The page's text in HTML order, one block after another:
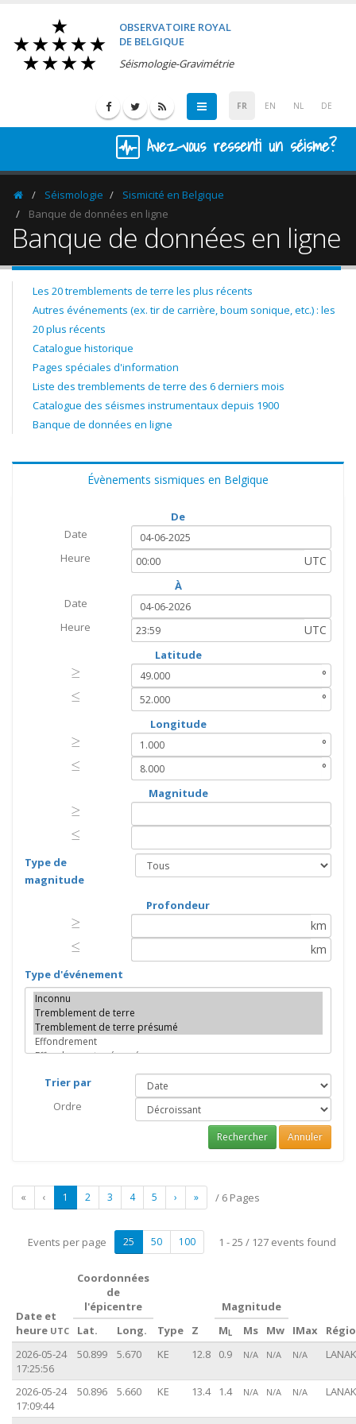
OBSERVATOIRE ROYAL
DE BELGIQUE
Séismologie-Gravimétrie
FR EN NL DE
Avez-vous ressenti un séisme?
HomepageSéismologie
Sismicité en Belgique
Banque de données en ligne
Banque de données en ligne
Les 20 tremblements de terre les plus récents
Autres événements (ex. tir de carrière, boum sonique, etc.) : les
20 plus récents
Catalogue historique
Pages spéciales d'information
Liste des tremblements de terre des 6 derniers mois
Catalogue des séismes instrumentaux depuis 1900
Banque de données en ligne
Évènements sismiques en Belgique
De
Date
Heure
UTC
À
Date
Heure
UTC
Latitude
≥
≥
°
≤
≤ °
Longitude
≥
≥
°
≤
≤ °
Magnitude
≥
≥
≤
≤
Type de
magnitude
Profondeur
≥
≥
km
≤
≤ km
Type d'événement
Trier par
Ordre
Rechercher Annuler
« ‹ 1 2 3 4 5 › » / 6 Pages
25 50 100
Events per page 1 - 25 / 127 events found
Date et
heure UTC
Coordonnées
de
l'épicentre
Type
Z
Magnitude
IMax
Lat. Long. M L Ms
Mw
2026-05-24
17:25:56
50.899 5.670 KE 12.8 0.9 N/A N/A N/A
2026-05-24
17:09:44
50.896 5.660 KE 13.4 1.4 N/A N/A N/A